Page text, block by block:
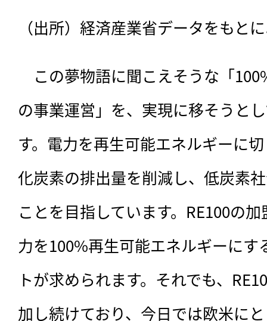
（出所）経済産業省データをもと
この夢物語に聞こえそうな「
の事業運営」を、実現に移そうと
す。電力を再生可能エネルギーに
化炭素の排出量を削減し、低炭素
ことを目指しています。RE100の
力を100%再生可能エネルギーに
トが求められます。それでも、
加し続けており、今日では欧米に